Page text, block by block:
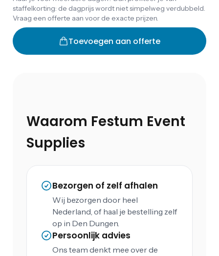
staffelkorting: de dagprijs wordt niet simpelweg verdubbeld.
Vraag een offerte aan voor de exacte prijzen.
Toevoegen aan offerte
Waarom Festum Event
Supplies
Bezorgen of zelf afhalen
Wij bezorgen door heel
Nederland, of haal je bestelling zelf
op in Den Dungen.
Persoonlijk advies
Ons team denkt mee over de